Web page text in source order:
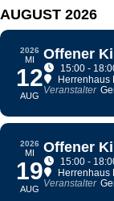
AUGUST 2026
2026
MI
12
AUG
Offener
15:00 -
Herrenhaus
Veranstalter
2026
MI
19
AUG
Offener
15:00 -
Herrenhaus
Veranstalter